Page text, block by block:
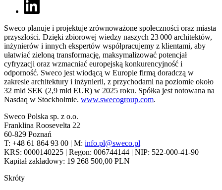
Sweco planuje i projektuje zrównoważone społeczności oraz miasta
przyszłości. Dzięki zbiorowej wiedzy naszych 23 000 architektów,
inżynierów i innych ekspertów współpracujemy z klientami, aby
ułatwiać zieloną transformację, maksymalizować potencjał
cyfryzacji oraz wzmacniać europejską konkurencyjność i
odporność. Sweco jest wiodącą w Europie firmą doradczą w
zakresie architektury i inżynierii, z przychodami na poziomie około
32 mld SEK (2,9 mld EUR) w 2025 roku. Spółka jest notowana na
Nasdaq w Stockholmie. www.swecogroup.com.
Sweco Polska sp. z o.o.
Franklina Roosevelta 22
60-829 Poznań
T: +48 61 864 93 00 | M: info.pl@sweco.pl
KRS: 0000140225 | Regon: 006744144 | NIP: 522-000-41-90
Kapitał zakładowy: 19 268 500,00 PLN
Skróty